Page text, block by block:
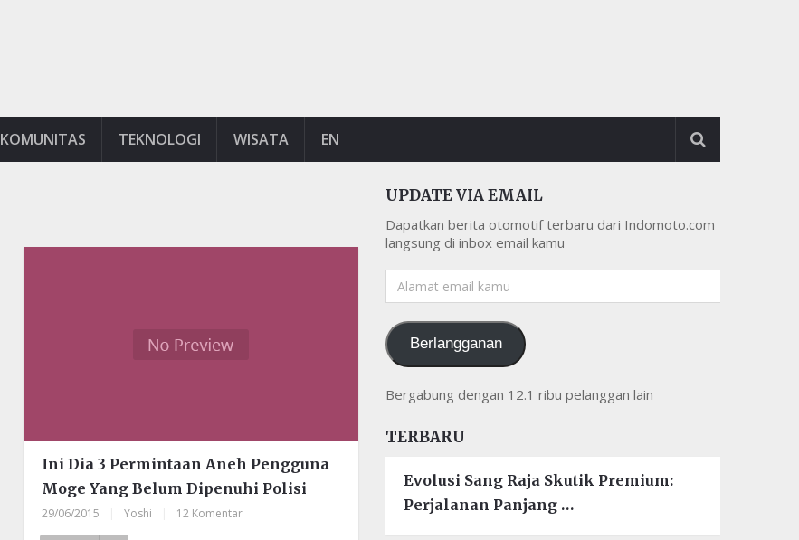
KOMUNITAS TEKNOLOGI WISATA EN
Ini Dia 3 Permintaan Aneh Pengguna
Moge Yang Belum Dipenuhi Polisi
29/06/2015 Yoshi 12 Komentar
UPDATE VIA EMAIL
Dapatkan berita otomotif terbaru dari Indomoto.com
langsung di inbox email kamu
Alamat
email
Berlangganan
Bergabung dengan 12.1 ribu pelanggan lain
TERBARU
Evolusi Sang Raja Skutik Premium:
Perjalanan Panjang …